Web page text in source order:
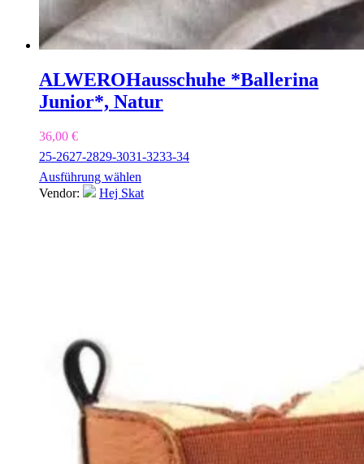
ALWEROHausschuhe *Ballerina
Junior*, Natur
36,00 €
25-2627-2829-3031-3233-34
Ausführung wählen
Vendor:
Hej Skat